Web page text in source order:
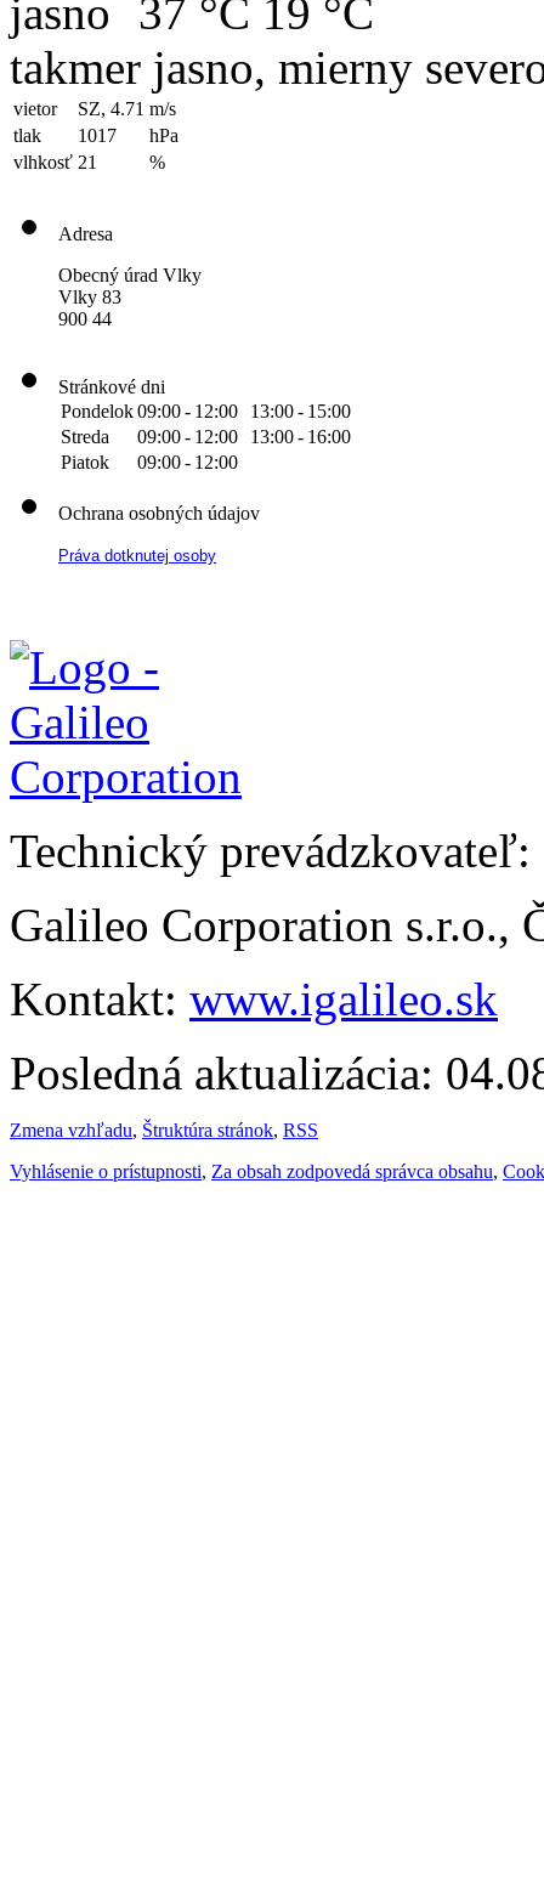
37 °C 19 °C
takmer jasno, mierny
vietor SZ, 4.71 m/s
tlak
1017
hPa
vlhkosť 21 %
Adresa
Obecný úrad Vlky
Vlky 83
900 44
Stránkové dni
Pondelok09:00- 12:00 13:00- 15:00
Streda
09:00- 12:00 13:00- 16:00
Piatok
09:00- 12:00
Ochrana osobných údajov
Práva dotknutej osoby
Technický prevádzkovateľ:
Galileo Corporation s.r.o.,
Kontakt: www.igalileo.sk
Posledná aktualizácia:
Zmena vzhľadu, Štruktúra stránok, RSS
Vyhlásenie o prístupnosti, Za obsah zodpovedá správca obsahu,